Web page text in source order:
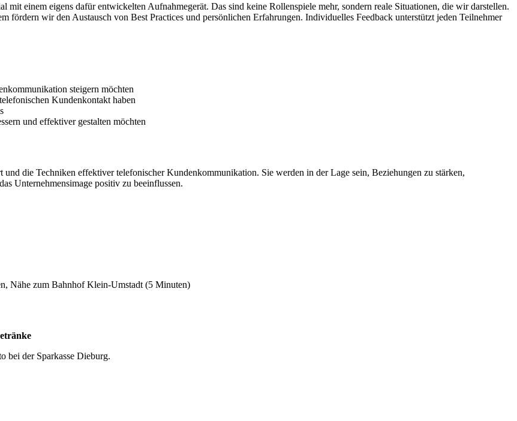
einem eigens dafür entwickelten Aufnahmegerät. Das sind keine Rollenspiele mehr, sondern reale Situationen, die wir darstellen.
fördern wir den Austausch von Best Practices und persönlichen Erfahrungen. Individuelles Feedback unterstützt jeden Teilnehmer
steigern möchten
Kundenkontakt haben
und effektiver gestalten möchten
und die Techniken effektiver telefonischer Kundenkommunikation. Sie werden in der Lage sein, Beziehungen zu stärken,
Unternehmensimage positiv zu beeinflussen.
Nähe zum Bahnhof Klein-Umstadt (5 Minuten)
bei der Sparkasse Dieburg.